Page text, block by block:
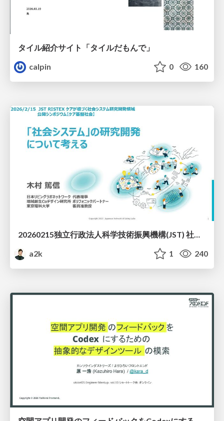
タイル紹介サイト「タイルだもんで」
calpin
0 160
a2k
1 240